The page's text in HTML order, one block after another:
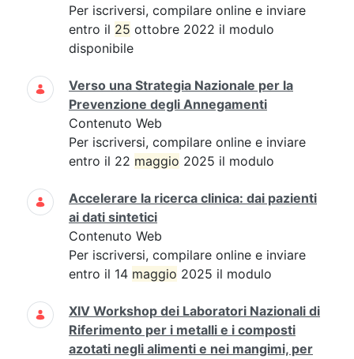
Per iscriversi, compilare online e inviare
entro il 25 ottobre 2022 il modulo
disponibile
Verso una Strategia Nazionale per la
Prevenzione degli Annegamenti
Contenuto Web
Per iscriversi, compilare online e inviare
entro il 22 maggio 2025 il modulo
Accelerare la ricerca clinica: dai pazienti
ai dati sintetici
Contenuto Web
Per iscriversi, compilare online e inviare
entro il 14 maggio 2025 il modulo
XIV Workshop dei Laboratori Nazionali di
Riferimento per i metalli e i composti
azotati negli alimenti e nei mangimi, per